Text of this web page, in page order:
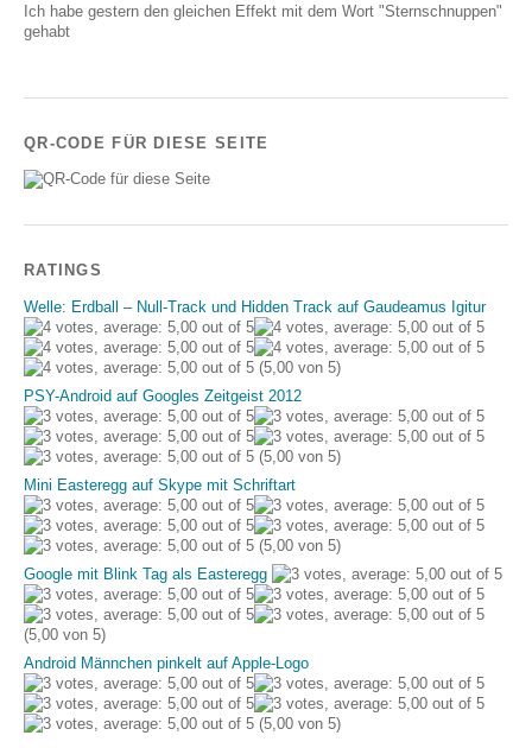
Ich habe gestern den gleichen Effekt mit dem Wort "Sternschnuppen"
gehabt
QR-CODE FÜR DIESE SEITE
RATINGS
Welle: Erdball – Null-Track und Hidden Track auf Gaudeamus Igitur
(5,00 von 5)
PSY-Android auf Googles Zeitgeist 2012
(5,00 von 5)
Mini Easteregg auf Skype mit Schriftart
(5,00 von 5)
Google mit Blink Tag als Easteregg
(5,00 von 5)
Android Männchen pinkelt auf Apple-Logo
(5,00 von 5)